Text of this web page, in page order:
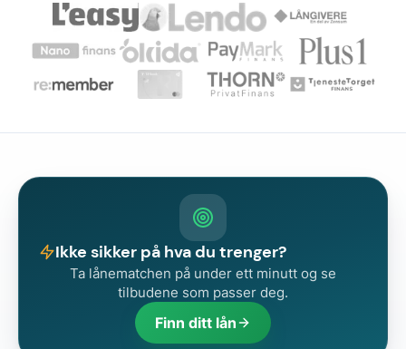
Ikke sikker på hva du trenger?
Ta lånematchen på under ett minutt og se
tilbudene som passer deg.
Finn ditt lån